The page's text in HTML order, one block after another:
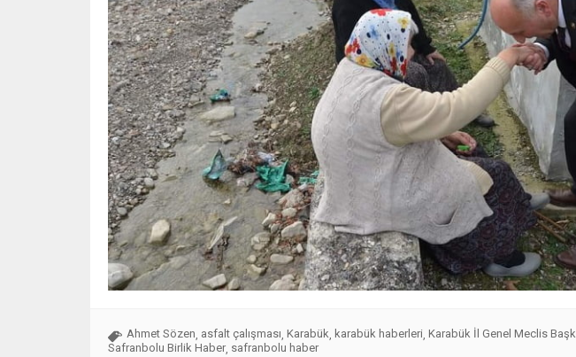
Ahmet Sözen, asfalt çalışması, Karabük, karabük haberleri, Karabük İl Genel Meclis
Safranbolu Birlik Haber, safranbolu haber